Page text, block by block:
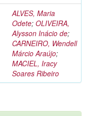
ALVES, Maria
Odete; OLIVEIRA,
Alysson Inácio de;
CARNEIRO, Wendell
Márcio Araújo;
MACIEL, Iracy
Soares Ribeiro